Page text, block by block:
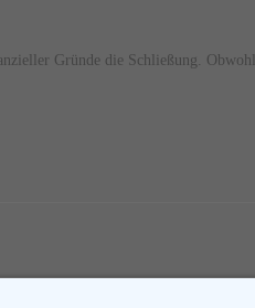
Gründe die Schließung. Obwohl